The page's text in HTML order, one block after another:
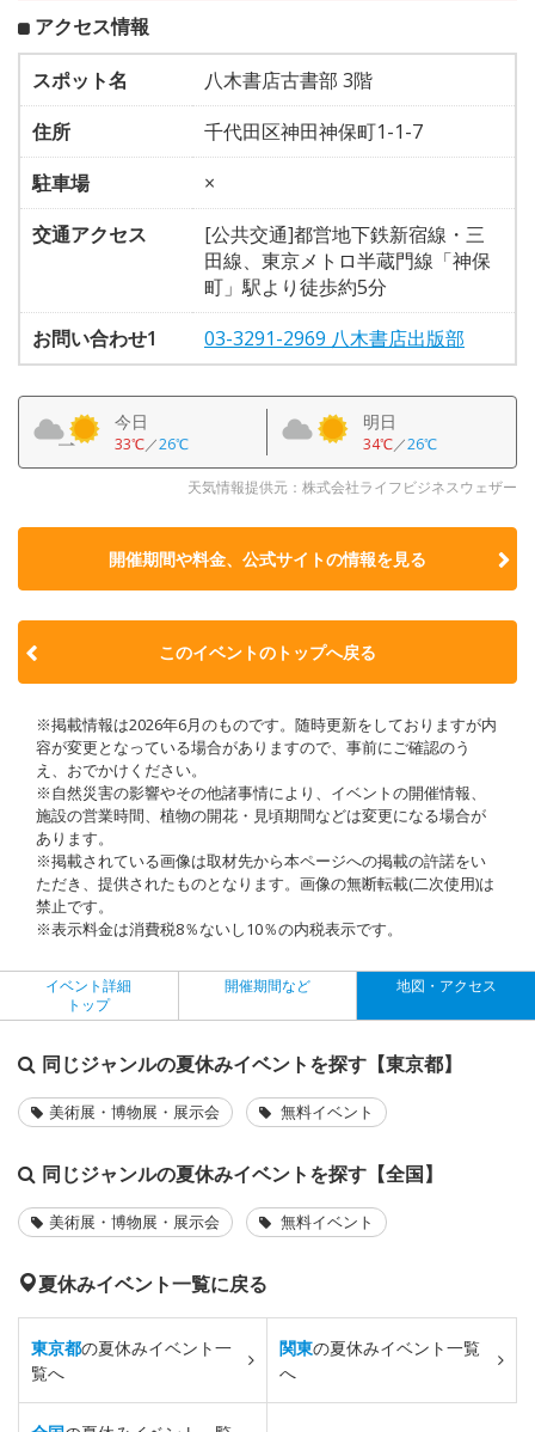
アクセス情報
スポット名
八木書店古書部 3階
住所
千代田区神田神保町1-1-7
駐車場
×
交通アクセス
[公共交通]都営地下鉄新宿線・三
田線、東京メトロ半蔵門線「神保
町」駅より徒歩約5分
お問い合わせ1
03-3291-2969 八木書店出版部
今日
33℃／26℃
明日
34℃／26℃
天気情報提供元：株式会社ライフビジネスウェザー
開催期間や料金、公式サイトの情報を見る
このイベントのトップへ戻る
※掲載情報は2026年6月のものです。随時更新をしておりますが内
容が変更となっている場合がありますので、事前にご確認のう
え、おでかけください。
※自然災害の影響やその他諸事情により、イベントの開催情報、
施設の営業時間、植物の開花・見頃期間などは変更になる場合が
あります。
※掲載されている画像は取材先から本ページへの掲載の許諾をい
ただき、提供されたものとなります。画像の無断転載(二次使用)は
禁止です。
※表示料金は消費税8％ないし10％の内税表示です。
イベント詳細
トップ
開催期間など 地図・アクセス
同じジャンルの夏休みイベントを探す【東京都】
美術展・博物展・展示会 無料イベント
同じジャンルの夏休みイベントを探す【全国】
美術展・博物展・展示会 無料イベント
夏休みイベント一覧に戻る
東京都の夏休みイベント一
覧へ
関東の夏休みイベント一覧
へ